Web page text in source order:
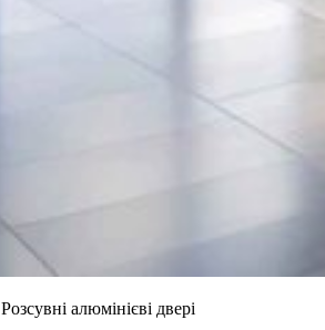
Розсувні алюмінієві двері